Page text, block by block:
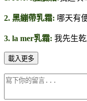
2. 黑繃帶乳霜: 哪天有
3. la mer乳霜: 我先生
載入更多